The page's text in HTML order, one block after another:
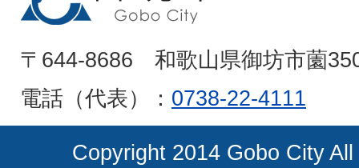
〒644-8686 和歌山県御坊市薗
電話（代表）： 0738-22-4111
Copyright 2014 Gobo City